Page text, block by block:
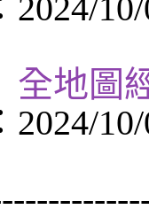
2024/
全地圖
2024/